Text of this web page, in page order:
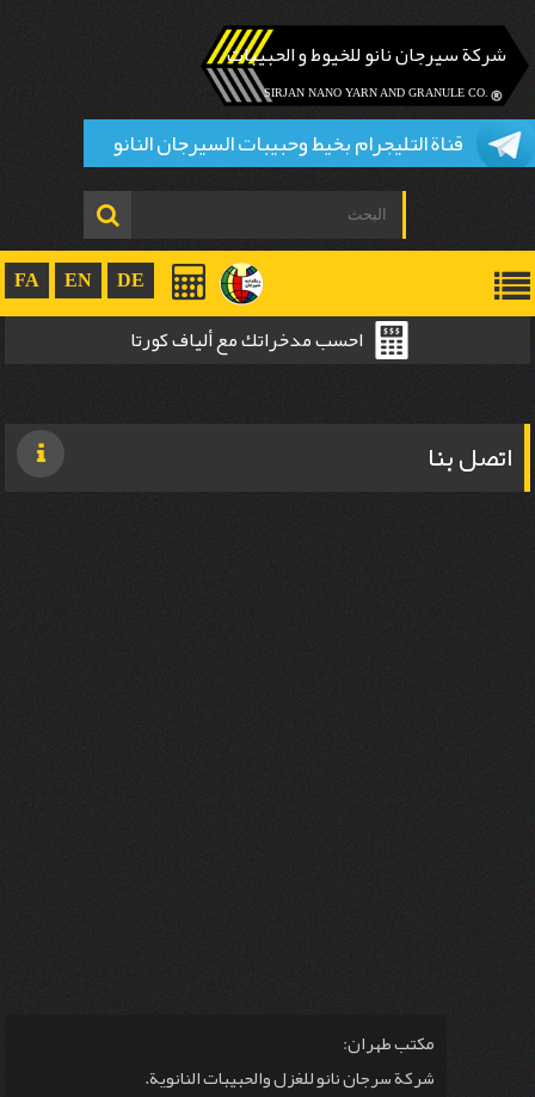
شركة سيرجان نانو للخيوط و الحبيبات
.SIRJAN NANO YARN AND GRANULE CO
قناة التليجرام بخيط وحبيبات السيرجان النانو
FA EN DE
احسب مدخراتك مع ألياف کورتا
اتصل بنا
مكتب طهران:
شركة سرجان نانو للغزل والحبيبات النانوية.